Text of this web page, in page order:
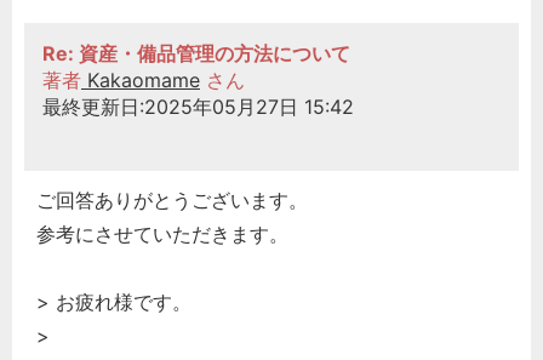
Re: 資産・備品管理の方法について
著者 Kakaomame さん
最終更新日:2025年05月27日 15:42
ご回答ありがとうございます。
参考にさせていただきます。
> お疲れ様です。
>